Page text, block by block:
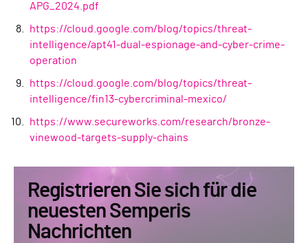
APG_2024.pdf
https://cloud.google.com/blog/topics/threat-
intelligence/apt41-dual-espionage-and-cyber-crime-
operation
https://cloud.google.com/blog/topics/threat-
intelligence/fin13-cybercriminal-mexico/
https://www.secureworks.com/research/bronze-
vinewood-targets-supply-chains
Registrieren Sie sich für die
neuesten Semperis
Nachrichten